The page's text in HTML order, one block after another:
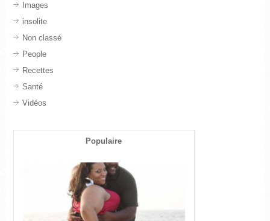
Images
insolite
Non classé
People
Recettes
Santé
Vidéos
Populaire